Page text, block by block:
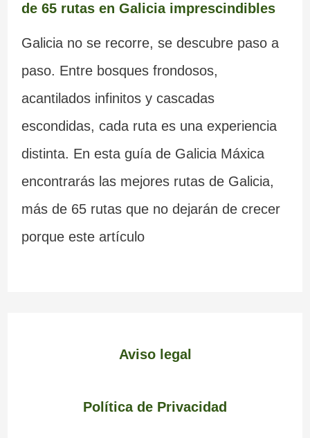
de 65 rutas en Galicia imprescindibles
Galicia no se recorre, se descubre paso a
paso. Entre bosques frondosos,
acantilados infinitos y cascadas
escondidas, cada ruta es una experiencia
distinta. En esta guía de Galicia Máxica
encontrarás las mejores rutas de Galicia,
más de 65 rutas que no dejarán de crecer
porque este artículo
Aviso legal
Política de Privacidad